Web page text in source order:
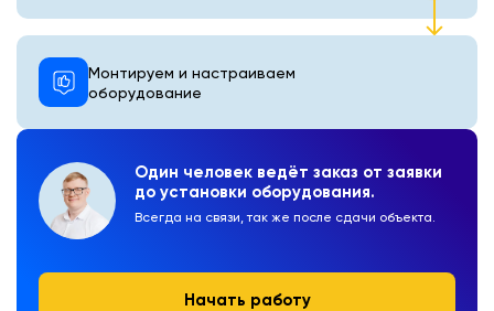
Один человек ведёт заказ от заявки
до установки оборудования.
Всегда на связи, так же после сдачи объекта.
Начать работу
Монтируем и настраиваем
оборудование